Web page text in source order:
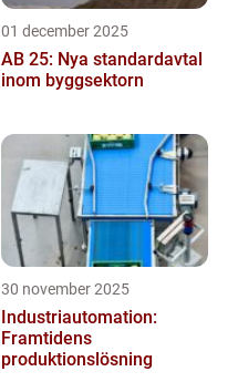
01 december 2025
AB 25: Nya standardavtal
inom byggsektorn
30 november 2025
Industriautomation:
Framtidens
produktionslösning